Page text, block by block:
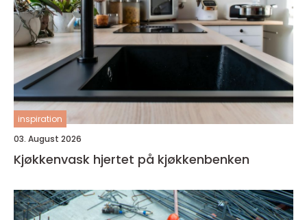
inspiration
03. August 2026
Kjøkkenvask hjertet på kjøkkenbenken